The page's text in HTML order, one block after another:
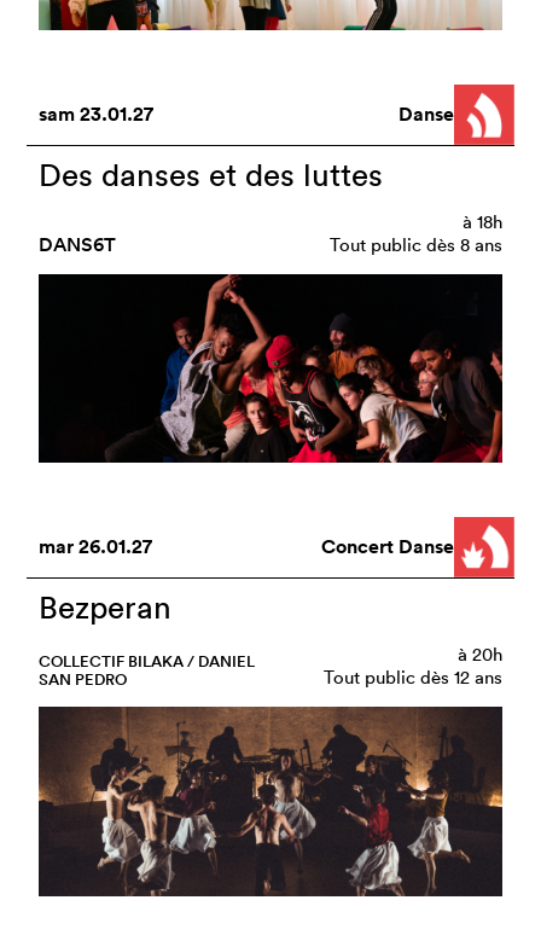
sam23.01.27 Danse
Des danses et des luttes
DANS6T
à 18h
Tout public dès 8 ans
mar26.01.27 Concert Danse
Bezperan
COLLECTIF BILAKA / DANIEL
SAN PEDRO
à 20h
Tout public dès 12 ans